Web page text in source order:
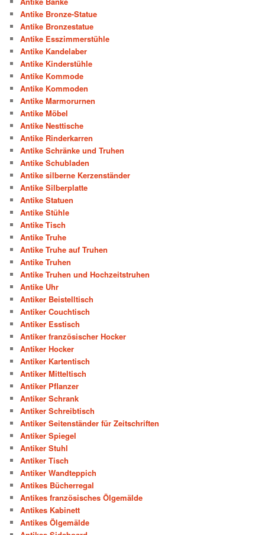
Antike Bronze-Statue
Antike Bronzestatue
Antike Esszimmerstühle
Antike Kandelaber
Antike Kinderstühle
Antike Kommode
Antike Kommoden
Antike Marmorurnen
Antike Möbel
Antike Nesttische
Antike Rinderkarren
Antike Schränke und Truhen
Antike Schubladen
Antike silberne Kerzenständer
Antike Silberplatte
Antike Statuen
Antike Stühle
Antike Tisch
Antike Truhe
Antike Truhe auf Truhen
Antike Truhen
Antike Truhen und Hochzeitstruhen
Antike Uhr
Antiker Beistelltisch
Antiker Couchtisch
Antiker Esstisch
Antiker französischer Hocker
Antiker Hocker
Antiker Kartentisch
Antiker Mitteltisch
Antiker Pflanzer
Antiker Schrank
Antiker Schreibtisch
Antiker Seitenständer für Zeitschriften
Antiker Spiegel
Antiker Stuhl
Antiker Tisch
Antiker Wandteppich
Antikes Bücherregal
Antikes französisches Ölgemälde
Antikes Kabinett
Antikes Ölgemälde